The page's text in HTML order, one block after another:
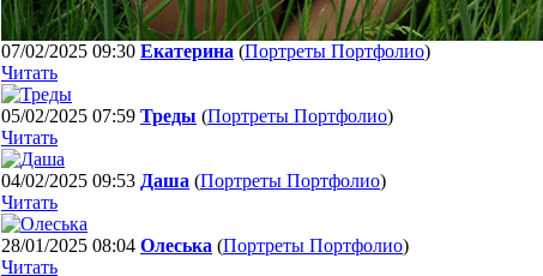
07/02/2025 09:30 Екатерина (Портреты Портфолио)
Читать
05/02/2025 07:59 Треды (Портреты Портфолио)
Читать
04/02/2025 09:53 Даша (Портреты Портфолио)
Читать
28/01/2025 08:04 Олеська (Портреты Портфолио)
Читать